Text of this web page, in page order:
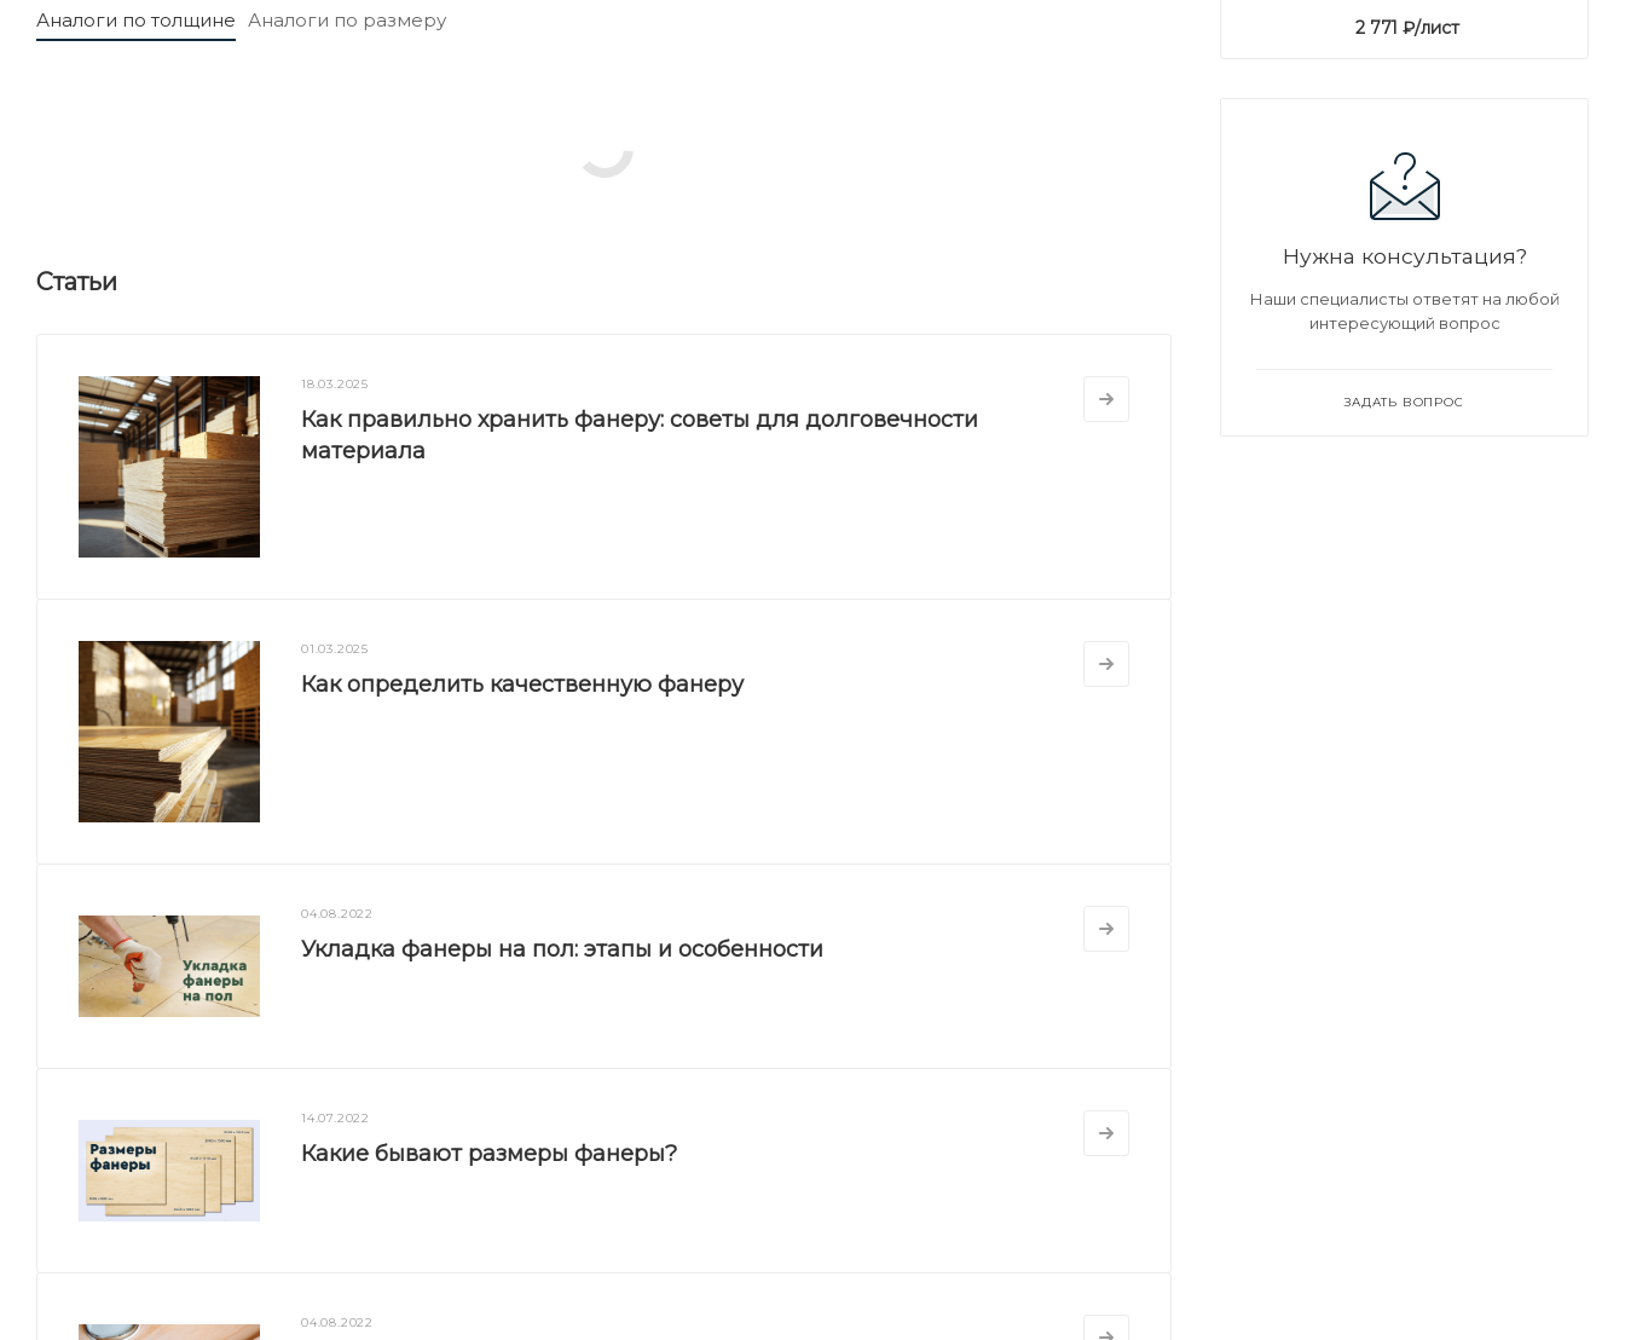
Аналоги по толщине Аналоги по размеру
Статьи
18.03.2025
Как правильно хранить фанеру: советы для долговечности
материала
01.03.2025
Как определить качественную фанеру
04.08.2022
Укладка фанеры на пол: этапы и особенности
14.07.2022
Какие бывают размеры фанеры?
04.08.2022
2 771 ₽/лист
Нужна консультация?
Наши специалисты ответят на любой
интересующий вопрос
ЗАДАТЬ ВОПРОС